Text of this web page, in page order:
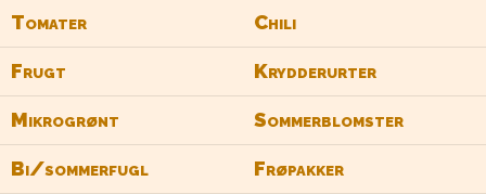
Tomater Chili
Frugt Krydderurter
Mikrogrønt Sommerblomster
Bi/sommerfugl Frøpakker